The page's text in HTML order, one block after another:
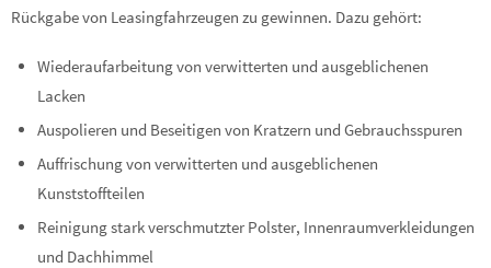
Rückgabe von Leasingfahrzeugen zu gewinnen. Dazu gehört:
Wiederaufarbeitung von verwitterten und ausgeblichenen
Lacken
Auspolieren und Beseitigen von Kratzern und Gebrauchsspuren
Auffrischung von verwitterten und ausgeblichenen
Kunststoffteilen
Reinigung stark verschmutzter Polster, Innenraumverkleidungen
und Dachhimmel